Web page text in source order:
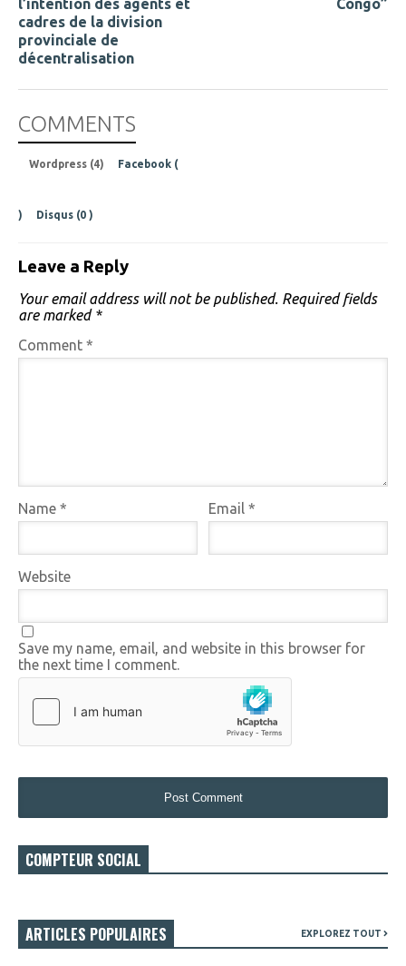
l’intention des agents et
cadres de la division
provinciale de
décentralisation
Congo”
COMMENTS
Wordpress (4) Facebook (
) Disqus (0 )
Leave a Reply
Your email address will not be published. Required fields
are marked *
Comment *
Name * Email*
Website
Save my name, email, and website in this browser for
the next time I comment.
COMPTEUR SOCIAL
ARTICLES POPULAIRES EXPLOREZ TOUT